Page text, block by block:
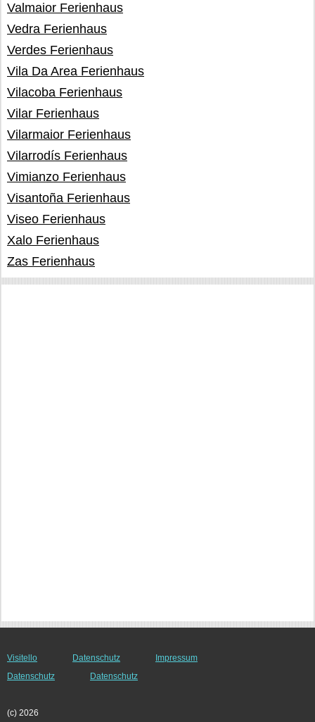
Valmaior Ferienhaus
Vedra Ferienhaus
Verdes Ferienhaus
Vila Da Area Ferienhaus
Vilacoba Ferienhaus
Vilar Ferienhaus
Vilarmaior Ferienhaus
Vilarrodís Ferienhaus
Vimianzo Ferienhaus
Visantoña Ferienhaus
Viseo Ferienhaus
Xalo Ferienhaus
Zas Ferienhaus
Visitello Datenschutz
Impressum
Datenschutz
Datenschutz
(c) 2026